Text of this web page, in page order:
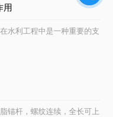
用
水利工程中是一种重要的支
锚杆，螺纹连续，全长可上